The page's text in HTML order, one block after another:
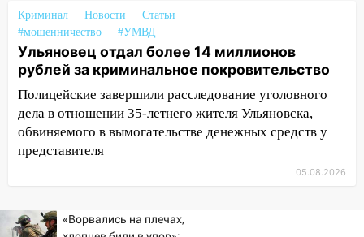
объявлена ракетная опасность
10:00 В Старомайнском районе утонул
51-летний мужчина
09:50 В Ульяновске черный коршун
застрял в тепловозе
09:44 Ульяновские спасатели помогли
08:21
В Заволжском районе украли два
велосипеда
Криминал Новости
Статьи
#мошенничество
#УМВД
Ульяновец отдал более 14 миллионов
рублей за криминальное покровительство
Полицейские завершили расследование уголовного
дела в отношении 35-летнего жителя Ульяновска,
обвиняемого в вымогательстве денежных средств у
представителя
05.08.2026
«Ворвались на плечах,